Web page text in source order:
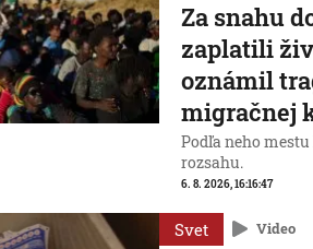
Za snahu
zaplatili
oznámil
migračnej
Podľa neho
rozsahu.
6. 8. 2026, 16:16:47
Svet Video